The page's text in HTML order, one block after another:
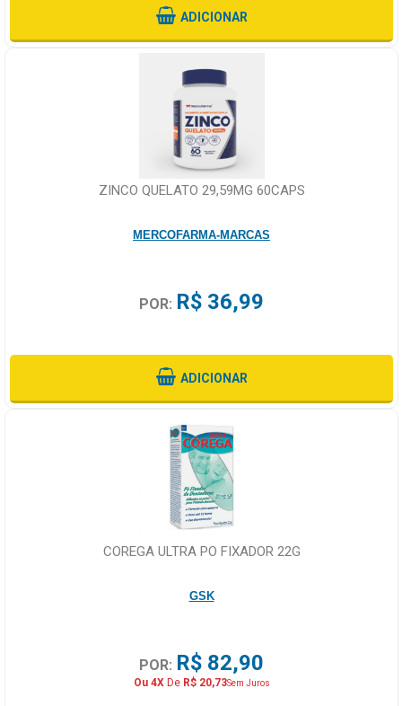
ADICIONAR
ZINCO QUELATO 29,59MG 60CAPS
MERCOFARMA-MARCAS
POR: R$ 36,99
ADICIONAR
COREGA ULTRA PO FIXADOR 22G
GSK
POR: R$ 82,90
Ou 4XDe R$ 20,73Sem Juros